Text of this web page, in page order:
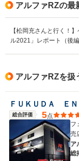
アルファRZの最
【松岡充さんと行く！
ル2021」レポート（後編
アルファRZを扱
ＦＵＫＵＤＡ ＥＮ
総合評価 5点
フ
売
ア
総